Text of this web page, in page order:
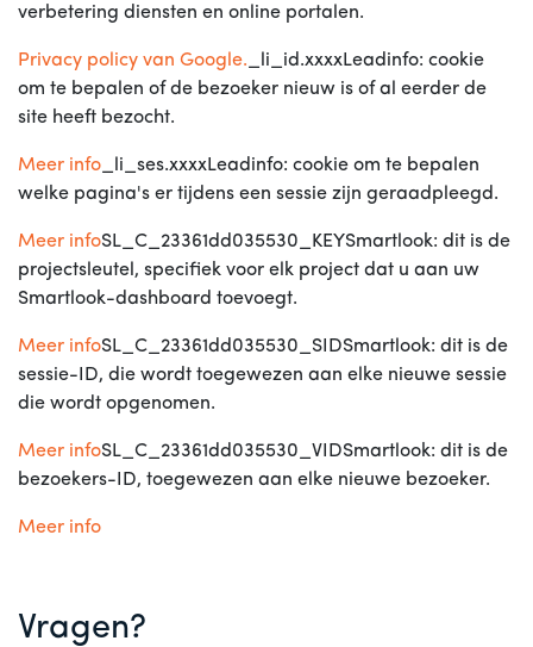
verbetering diensten en online portalen.
Privacy policy van Google. _li_id.xxxxLeadinfo: cookie
om te bepalen of de bezoeker nieuw is of al eerder de
site heeft bezocht.
Meer info _li_ses.xxxxLeadinfo: cookie om te bepalen
welke pagina's er tijdens een sessie zijn geraadpleegd.
Meer infoSL_C_23361dd035530_KEYSmartlook: dit is de
projectsleutel, specifiek voor elk project dat u aan uw
Smartlook-dashboard toevoegt.
Meer infoSL_C_23361dd035530_SIDSmartlook: dit is de
sessie-ID, die wordt toegewezen aan elke nieuwe sessie
die wordt opgenomen.
Meer infoSL_C_23361dd035530_VIDSmartlook: dit is de
bezoekers-ID, toegewezen aan elke nieuwe bezoeker.
Meer info
Vragen?